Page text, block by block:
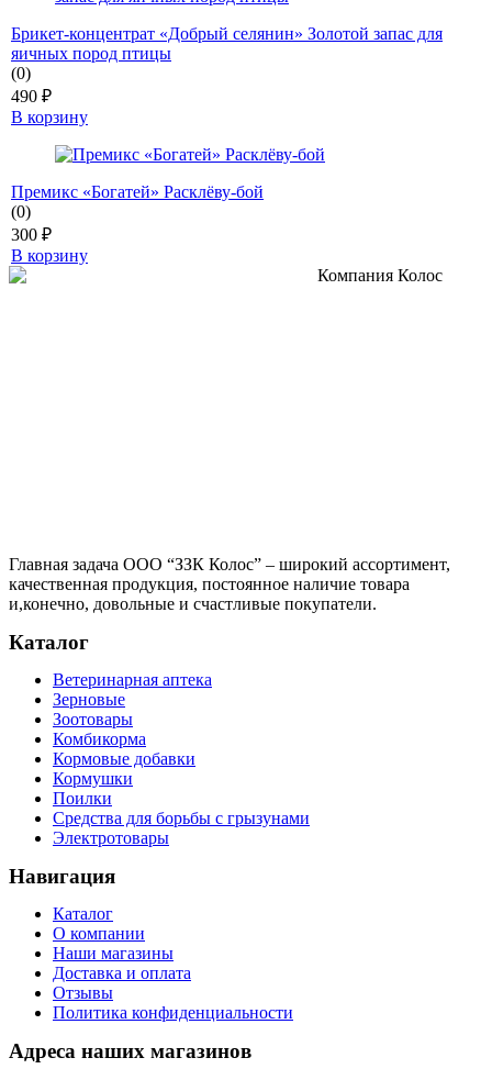
Брикет-концентрат «Добрый селянин» Золотой запас для
яичных пород птицы
(0)
490 ₽
В корзину
Премикс «Богатей» Расклёву-бой
(0)
300 ₽
В корзину
Главная задача ООО “ЗЗК Колос” – широкий ассортимент,
качественная продукция, постоянное наличие товара
и,конечно, довольные и счастливые покупатели.
Каталог
Ветеринарная аптека
Зерновые
Зоотовары
Комбикорма
Кормовые добавки
Кормушки
Поилки
Средства для борьбы с грызунами
Электротовары
Навигация
Каталог
О компании
Наши магазины
Доставка и оплата
Отзывы
Политика конфиденциальности
Адреса наших магазинов